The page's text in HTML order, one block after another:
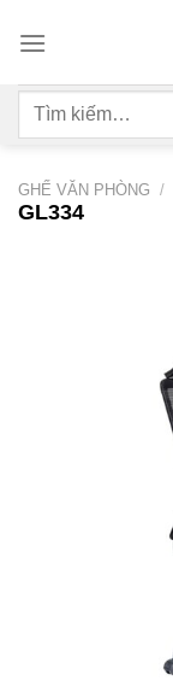
qua
dung
Tìm
GHẾ VĂN PHÒNG /
GL334